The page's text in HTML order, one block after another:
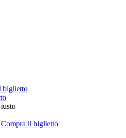
biglietto
Compra il biglietto